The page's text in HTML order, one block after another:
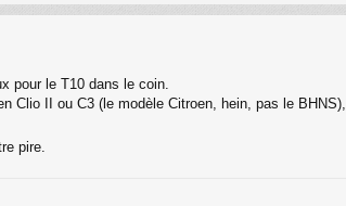
pour le T10 dans le coin.
Clio II ou C3 (le modèle Citroen, hein, pas le
pire.